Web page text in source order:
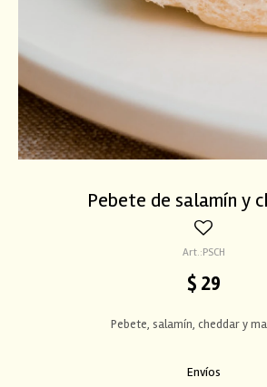
Pebete de salamín y
PSCH
$ 29
Pebete, salamín, cheddar y
Envíos